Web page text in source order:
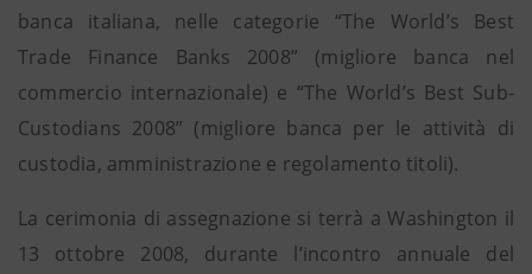
banca italiana, nelle categorie “The World’s Best
Trade Finance Banks 2008” (migliore banca nel
commercio internazionale) e “The World’s Best Sub-
Custodians 2008” (migliore banca per le attività di
custodia, amministrazione e regolamento titoli).
La cerimonia di assegnazione si terrà a Washington il
13 ottobre 2008, durante l’incontro annuale del